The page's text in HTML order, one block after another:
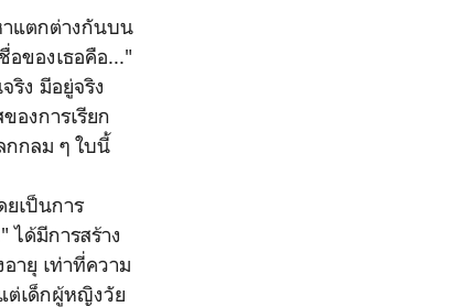
าแตกต่างกันบน
ของเธอคือ..."
ง มีอยู่จริง
องการเรียก
กกลม ๆ ใบนี้
ยเป็นการ
ด้มีการสร้าง
ายุ เท่าที่ความ
ต่เด็กผู้หญิงวัย